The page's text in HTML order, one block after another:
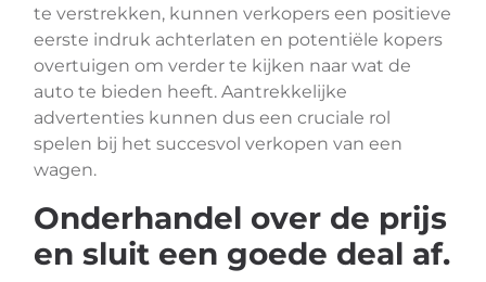
te verstrekken, kunnen verkopers een positieve
eerste indruk achterlaten en potentiële kopers
overtuigen om verder te kijken naar wat de
auto te bieden heeft. Aantrekkelijke
advertenties kunnen dus een cruciale rol
spelen bij het succesvol verkopen van een
wagen.
Onderhandel over de prijs
en sluit een goede deal af.